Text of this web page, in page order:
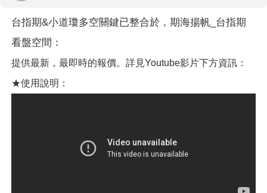
台指期&小道瓊多空關鍵已整合於，期海揚帆_台指期
看盤空間：
提供最新，最即時的報價。詳見Youtube影片下方資訊：
★使用說明：